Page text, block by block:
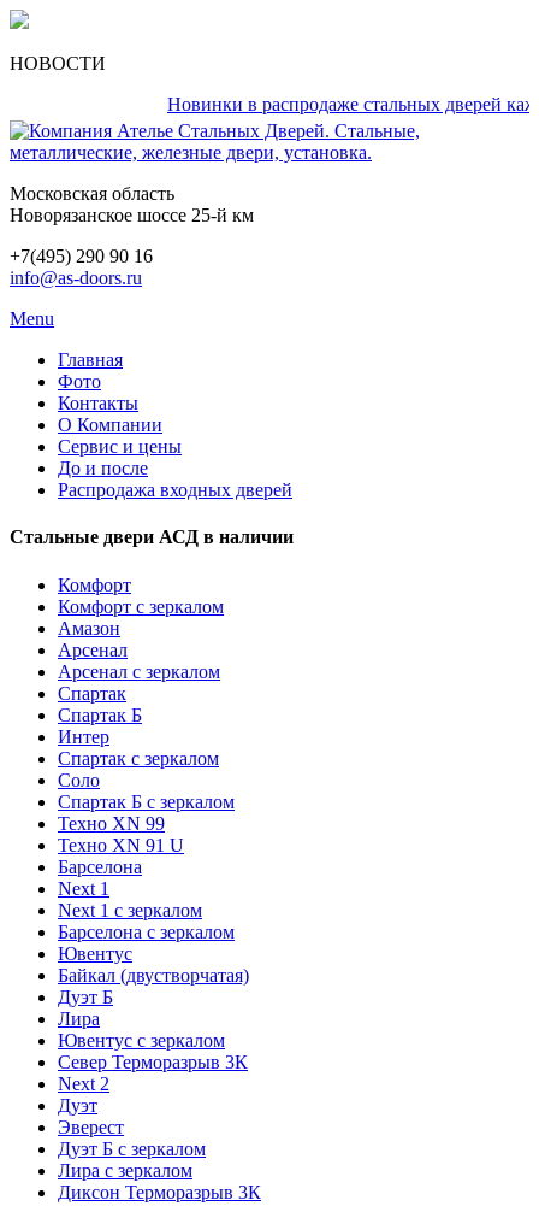
НОВОСТИ
Новинки в распродаже стальных дверей каждый
Московская область
Новорязанское шоссе 25-й км
+7(495) 290 90 16
info@as-doors.ru
Menu
Главная
Фото
Контакты
О Компании
Сервис и цены
До и после
Распродажа входных дверей
Стальные двери АСД в наличии
Комфорт
Комфорт с зеркалом
Амазон
Арсенал
Арсенал с зеркалом
Спартак
Спартак Б
Интер
Спартак с зеркалом
Соло
Спартак Б с зеркалом
Техно XN 99
Техно XN 91 U
Барселона
Next 1
Next 1 с зеркалом
Барселона с зеркалом
Ювентус
Байкал (двустворчатая)
Дуэт Б
Лира
Ювентус с зеркалом
Север Терморазрыв 3К
Next 2
Дуэт
Эверест
Дуэт Б с зеркалом
Лира с зеркалом
Диксон Терморазрыв 3К